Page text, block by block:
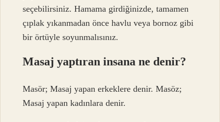
seçebilirsiniz. Hamama girdiğinizde, tamamen
çıplak yıkanmadan önce havlu veya bornoz gibi
bir örtüyle soyunmalısınız.
Masaj yaptıran insana ne denir?
Masör; Masaj yapan erkeklere denir. Masöz;
Masaj yapan kadınlara denir.